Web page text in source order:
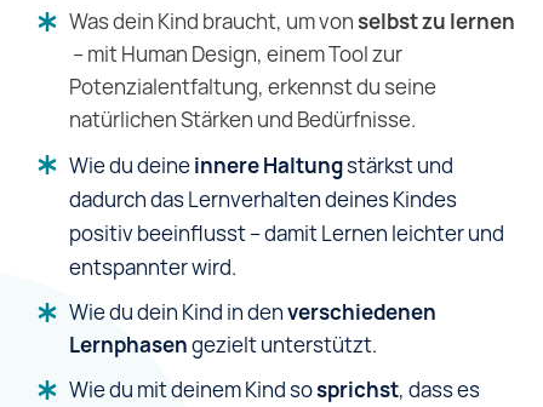
Was dein Kind braucht, um vonselbst zu lernen
– mit Human Design, einem Tool zur
Potenzialentfaltung, erkennst du seine
natürlichen Stärken und Bedürfnisse.
Wie du deineinnere Haltungstärkst und
dadurch das Lernverhalten deines Kindes
positiv beeinflusst – damit Lernen leichter und
entspannter wird.
Wie du dein Kind in denverschiedenen
Lernphasengezielt unterstützt.
Wie du mit deinem Kind sosprichst, dass es